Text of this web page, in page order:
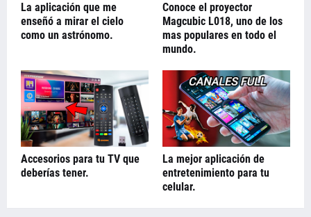
La aplicación que me
enseñó a mirar el cielo
como un astrónomo.
Conoce el proyector
Magcubic L018, uno de los
mas populares en todo el
mundo.
Accesorios para tu TV que
deberías tener.
La mejor aplicación de
entretenimiento para tu
celular.